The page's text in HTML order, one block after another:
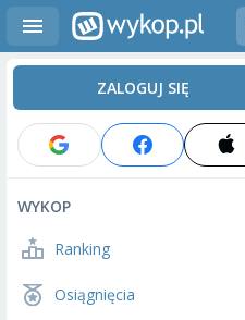
ZALOGUJ SIĘ
WYKOP
Ranking
Osiągnięcia